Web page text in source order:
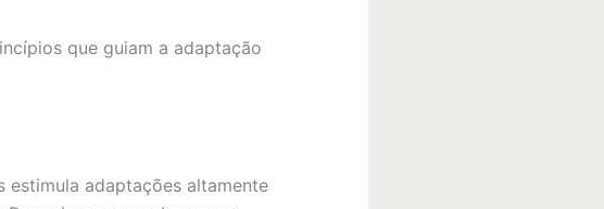
que guiam a adaptação
estimula adaptações altamente